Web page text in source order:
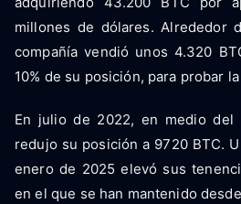
millones de dólares. Alrededor
compañía vendió unos 4.320
10% de su posición, para probar
En julio de 2022, en medio del
redujo su posición a 9720 BTC.
enero de 2025 elevó sus
en el que se han mantenido